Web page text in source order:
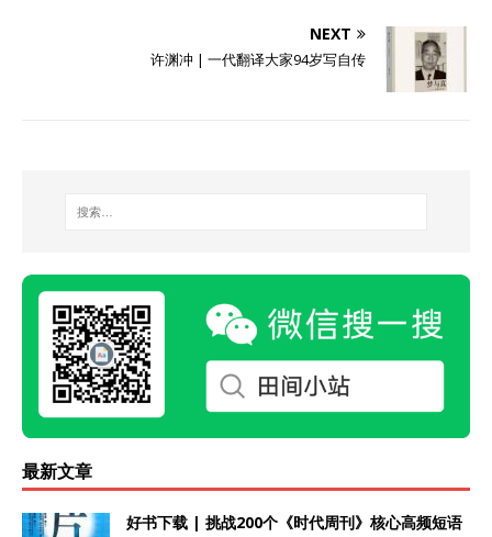
NEXT
许渊冲 | 一代翻译大家94岁写自传
最新文章
好书下载 | 挑战200个《时代周刊》核心高频短语